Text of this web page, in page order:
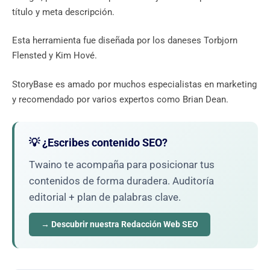
título y meta descripción.
Esta herramienta fue diseñada por los daneses Torbjorn
Flensted y Kim Hové.
StoryBase es amado por muchos especialistas en marketing
y recomendado por varios expertos como Brian Dean.
💡 ¿Escribes contenido SEO?
Twaino te acompaña para posicionar tus
contenidos de forma duradera. Auditoría
editorial + plan de palabras clave.
→ Descubrir nuestra Redacción Web SEO